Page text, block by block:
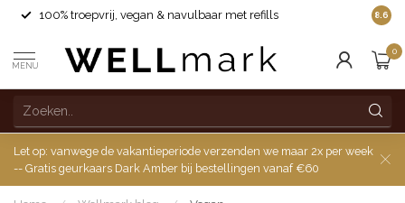
100% troepvrij, vegan & navulbaar met refills 8.6
MENU
0
Let op: vanwege de vakantieperiode verzenden we maar 2x per week
-- Gratis geurkaars Dark Amber bij bestellingen vanaf €60